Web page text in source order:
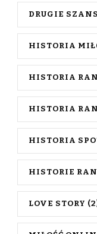
DRUGIE
HISTORIA
HISTORIA
HISTORIA
HISTORIA
HISTORIE
LOVE STORY